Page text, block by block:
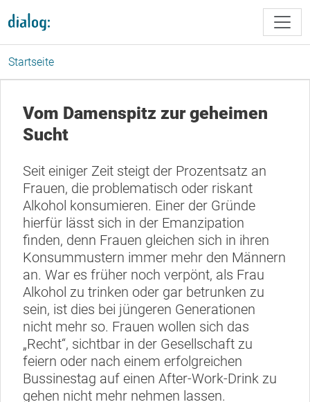
Startseite
Vom Damenspitz zur geheimen
Sucht
Seit einiger Zeit steigt der Prozentsatz an
Frauen, die problematisch oder riskant
Alkohol konsumieren. Einer der Gründe
hierfür lässt sich in der Emanzipation
finden, denn Frauen gleichen sich in ihren
Konsummustern immer mehr den Männern
an. War es früher noch verpönt, als Frau
Alkohol zu trinken oder gar betrunken zu
sein, ist dies bei jüngeren Generationen
nicht mehr so. Frauen wollen sich das
„Recht“, sichtbar in der Gesellschaft zu
feiern oder nach einem erfolgreichen
Bussinestag auf einen After-Work-Drink zu
gehen nicht mehr nehmen lassen.